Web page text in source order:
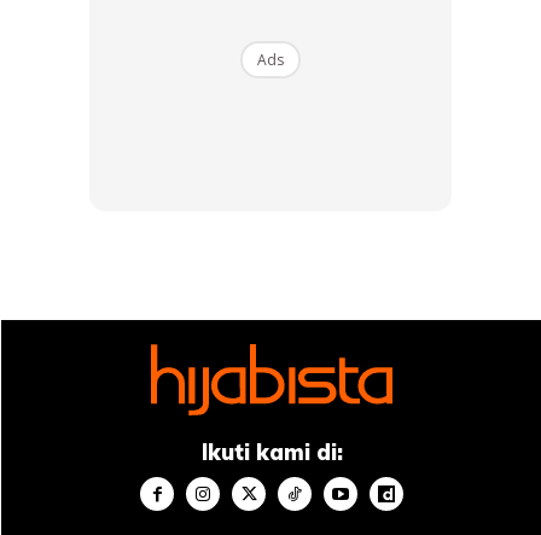
Ads
Ikuti kami di: